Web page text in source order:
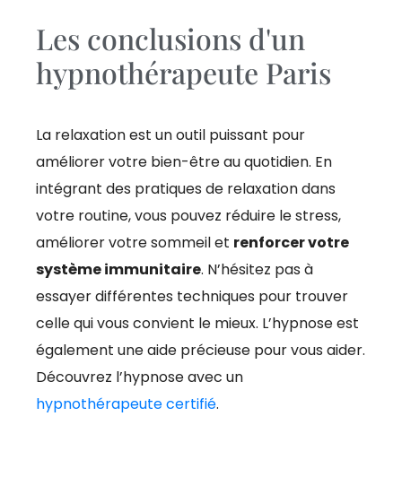
Les conclusions d'un
hypnothérapeute Paris
La relaxation est un outil puissant pour
améliorer votre bien-être au quotidien. En
intégrant des pratiques de relaxation dans
votre routine, vous pouvez réduire le stress,
améliorer votre sommeil et renforcer votre
système immunitaire. N’hésitez pas à
essayer différentes techniques pour trouver
celle qui vous convient le mieux. L’hypnose est
également une aide précieuse pour vous aider.
Découvrez l’hypnose avec un
hypnothérapeute certifié.